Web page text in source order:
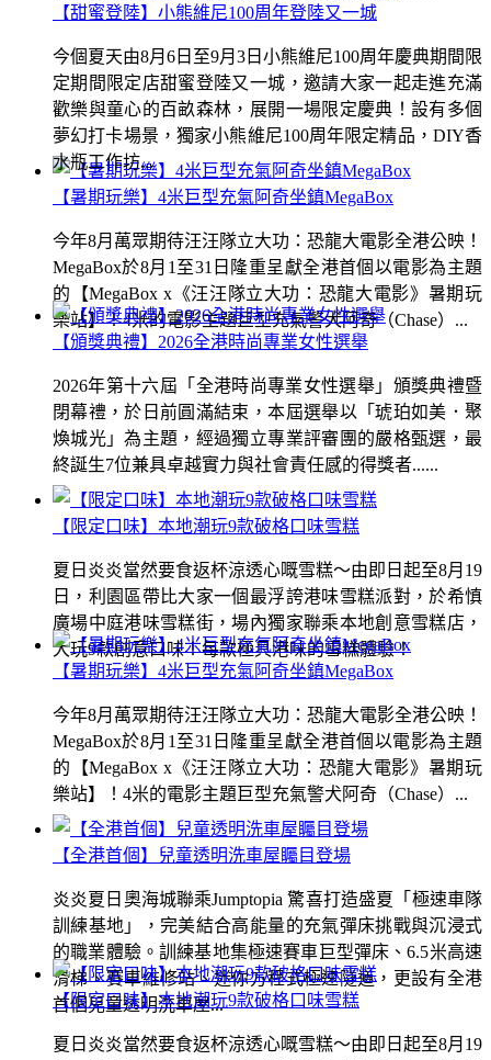
【暑期玩樂】4米巨型充氣阿奇坐鎮MegaBox
今年8月萬眾期待汪汪隊立大功：恐龍大電影全港公映！
MegaBox於8月1至31日隆重呈獻全港首個以電影為主題
的【MegaBox x《汪汪隊立大功：恐龍大電影》暑期玩
樂站】！4米的電影主題巨型充氣警犬阿奇（Chase）...
【限定口味】本地潮玩9款破格口味雪糕
夏日炎炎當然要食返杯涼透心嘅雪糕～由即日起至8月19
日，利園區帶比大家一個最浮誇港味雪糕派對，於希慎
廣場中庭港味雪糕街，場內獨家聯乘本地創意雪糕店，
大玩9款創意口味！每款極具港味的雪糕體驗！
【全港首個】兒童透明洗車屋矚目登場
炎炎夏日奧海城聯乘Jumptopia 驚喜打造盛夏「極速車隊
訓練基地」，完美結合高能量的充氣彈床挑戰與沉浸式
的職業體驗。訓練基地集極速賽車巨型彈床、6.5米高速
滑梯、賽車維修站、迷你方程式極速隧道，更設有全港
首個兒童透明洗車屋...
【甜蜜登陸】小熊維尼100周年登陸又一城
今個夏天由8月6日至9月3日小熊維尼100周年慶典期間限
定期間限定店甜蜜登陸又一城，邀請大家一起走進充滿
歡樂與童心的百畝森林，展開一場限定慶典！設有多個
夢幻打卡場景，獨家小熊維尼100周年限定精品，DIY香
水瓶工作坊...
【頒獎典禮】2026全港時尚專業女性選舉
2026年第十六屆「全港時尚專業女性選舉」頒獎典禮暨
閉幕禮，於日前圓滿結束，本屆選舉以「琥珀如美．聚
煥城光」為主題，經過獨立專業評審團的嚴格甄選，最
終誕生7位兼具卓越實力與社會責任感的得獎者......
【暑期玩樂】4米巨型充氣阿奇坐鎮MegaBox
今年8月萬眾期待汪汪隊立大功：恐龍大電影全港公映！
MegaBox於8月1至31日隆重呈獻全港首個以電影為主題
的【MegaBox x《汪汪隊立大功：恐龍大電影》暑期玩
樂站】！4米的電影主題巨型充氣警犬阿奇（Chase）...
【限定口味】本地潮玩9款破格口味雪糕
夏日炎炎當然要食返杯涼透心嘅雪糕～由即日起至8月19